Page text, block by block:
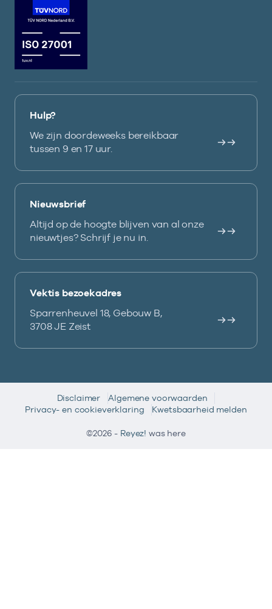
Hulp?
We zijn doordeweeks bereikbaar
tussen 9 en 17 uur.
Nieuwsbrief
Altijd op de hoogte blijven van al onze
nieuwtjes? Schrijf je nu in.
Vektis bezoekadres
Sparrenheuvel 18, Gebouw B,
3708 JE Zeist
Disclaimer
Algemene voorwaarden
Privacy- en cookieverklaring
Kwetsbaarheid melden
©2026 - Reyez! was here